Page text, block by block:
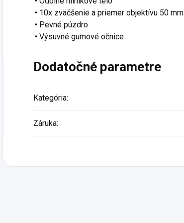
• 10x zväčšenie a priemer objektívu 50 mm
• Pevné púzdro
• Výsuvné gumové očnice
Dodatočné parametre
Kategória:
Záruka: